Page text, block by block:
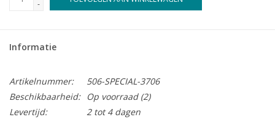
-
Informatie
Artikelnummer:
506-SPECIAL-3706
Beschikbaarheid:
Op voorraad(2)
Levertijd:
2 tot 4 dagen